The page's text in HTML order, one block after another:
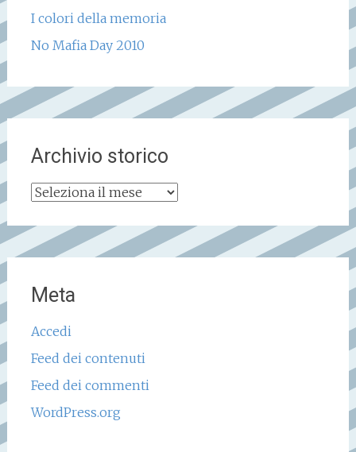
I colori della memoria
No Mafia Day 2010
Archivio storico
Archivio
Meta
Accedi
Feed dei contenuti
Feed dei commenti
WordPress.org